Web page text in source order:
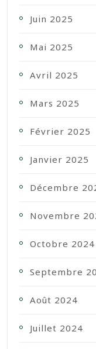
Juin 2025
Mai 2025
Avril 2025
Mars 2025
Février 2025
Janvier 2025
Décembre
Novembre
Octobre 2024
Septembre
Août 2024
Juillet 2024